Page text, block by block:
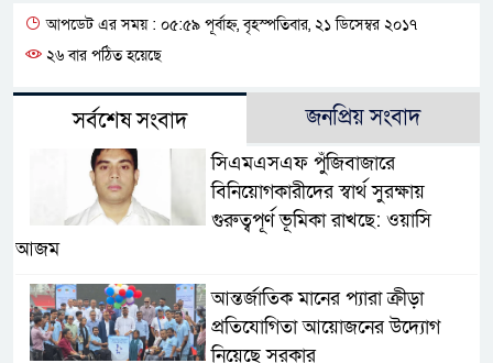
আপডেট এর সময় : ০৫:৫৯ পূর্বাহ্ন, বৃহস্পতিবার, ২১ ডিসেম্বর ২০১৭
২৬ বার পঠিত হয়েছে
সর্বশেষ সংবাদ জনপ্রিয় সংবাদ
সিএমএসএফ পুঁজিবাজারে
বিনিয়োগকারীদের স্বার্থ সুরক্ষায়
গুরুত্বপূর্ণ ভূমিকা রাখছে: ওয়াসি
আজম
আন্তর্জাতিক মানের প্যারা ক্রীড়া
প্রতিযোগিতা আয়োজনের উদ্যোগ
নিয়েছে সরকার